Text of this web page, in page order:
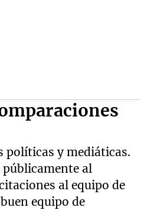
políticas y mediáticas.
al
al equipo de
equipo de